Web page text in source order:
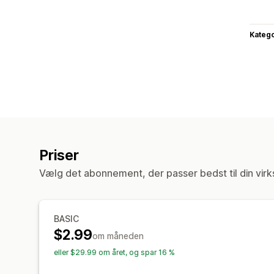
Priser
Vælg det abonnement, der passer bedst til din
BASIC
$2.99om måneden
eller $29.99 om året, og spar 16 %